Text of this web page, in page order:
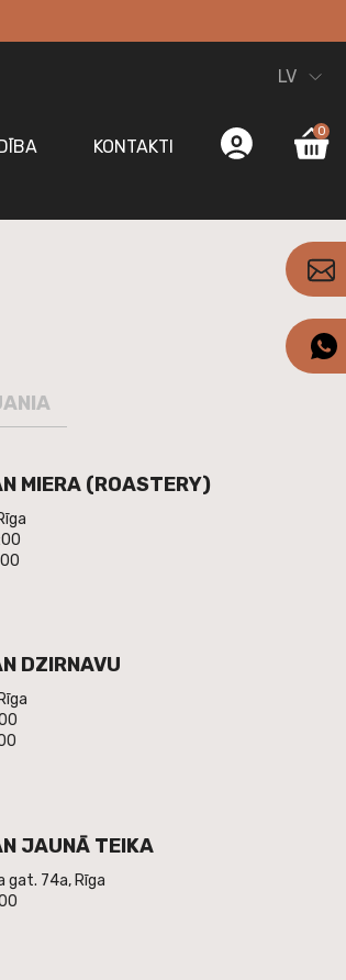
KONTAKTI
0
LV
MIERA (ROASTERY)
DZIRNAVU
JAUNĀ TEIKA
gat. 74a, Rīga